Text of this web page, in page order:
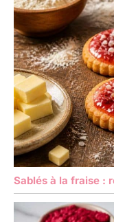
Sablés à la fraise :